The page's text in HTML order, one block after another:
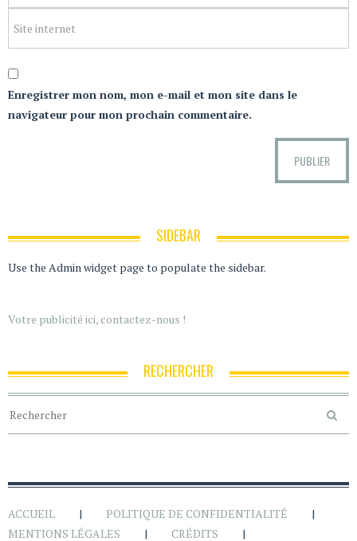
Enregistrer mon nom, mon e-mail et mon site dans le
navigateur pour mon prochain commentaire.
SIDEBAR
Use the Admin widget page to populate the sidebar.
Votre publicité ici, contactez-nous !
RECHERCHER
ACCUEIL
POLITIQUE DE CONFIDENTIALITÉ
MENTIONS LÉGALES
CRÉDITS